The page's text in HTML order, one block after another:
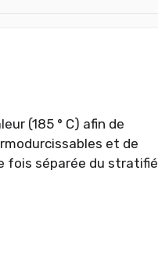
(185 ° C) afin de
et de
fois séparée du stratifié